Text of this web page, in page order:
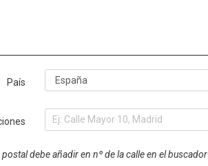
País
debe añadir en nº de la calle en el buscador